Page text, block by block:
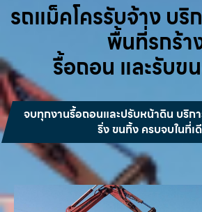
รถแม็คโครรับจ้าง บริ
พื้นที่รกร้า
รื้อถอน และรับข
จบทุกงานรื้อถอนและปรับหน้าดิน บริก
ริ่ง ขนทิ้ง ครบจบในที่เ